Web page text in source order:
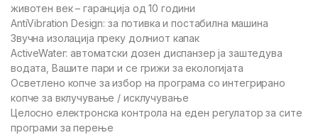
животен век – гаранција од 10 години
AntiVibration Design: за потивка и постабилна машина
Звучна изолација преку долниот капак
ActiveWater: автоматски дозен диспанзер ја заштедува
водата, Вашите пари и се грижи за екологијата
Осветлено копче за избор на програма со интегрирано
копче за вклучување / исклучување
Целосно електронска контрола на еден регулатор за сите
програми за перење